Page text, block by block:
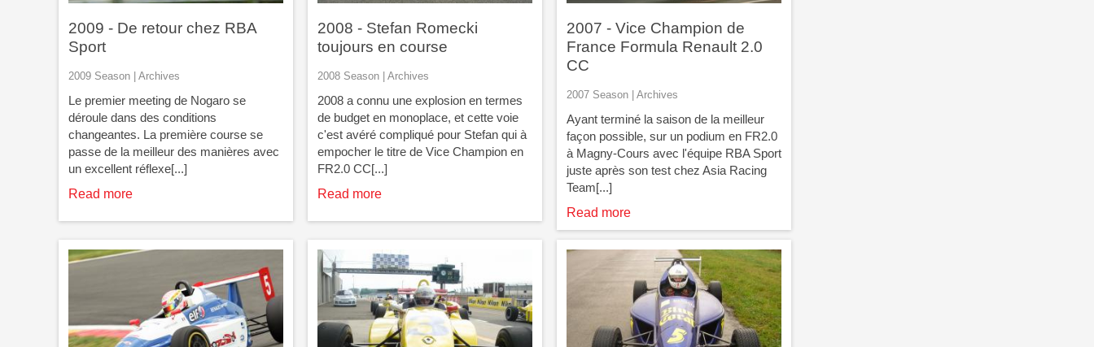
2009 - De retour chez RBA
Sport
2009 Season | Archives
Le premier meeting de Nogaro se
déroule dans des conditions
changeantes. La première course se
passe de la meilleur des manières avec
un excellent réflexe[...]
Read more
2008 - Stefan Romecki
toujours en course
2008 Season | Archives
2008 a connu une explosion en termes
de budget en monoplace, et cette voie
c'est avéré compliqué pour Stefan qui à
empocher le titre de Vice Champion en
FR2.0 CC[...]
Read more
2007 - Vice Champion de
France Formula Renault 2.0
CC
2007 Season | Archives
Ayant terminé la saison de la meilleur
façon possible, sur un podium en FR2.0
à Magny-Cours avec l'équipe RBA Sport
juste après son test chez Asia Racing
Team[...]
Read more